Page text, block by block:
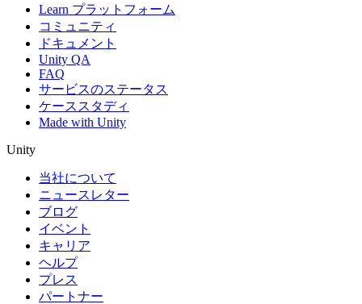
Learn プラットフォーム
コミュニティ
ドキュメント
Unity QA
FAQ
サービスのステータス
ケーススタディ
Made with Unity
Unity
当社について
ニュースレター
ブログ
イベント
キャリア
ヘルプ
プレス
パートナー